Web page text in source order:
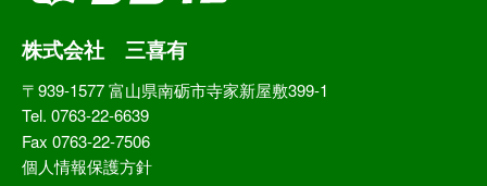
株式会社 三喜有
〒939-1577 富山県南砺市寺家新屋敷399-1
Tel. 0763-22-6639
Fax 0763-22-7506
個人情報保護方針